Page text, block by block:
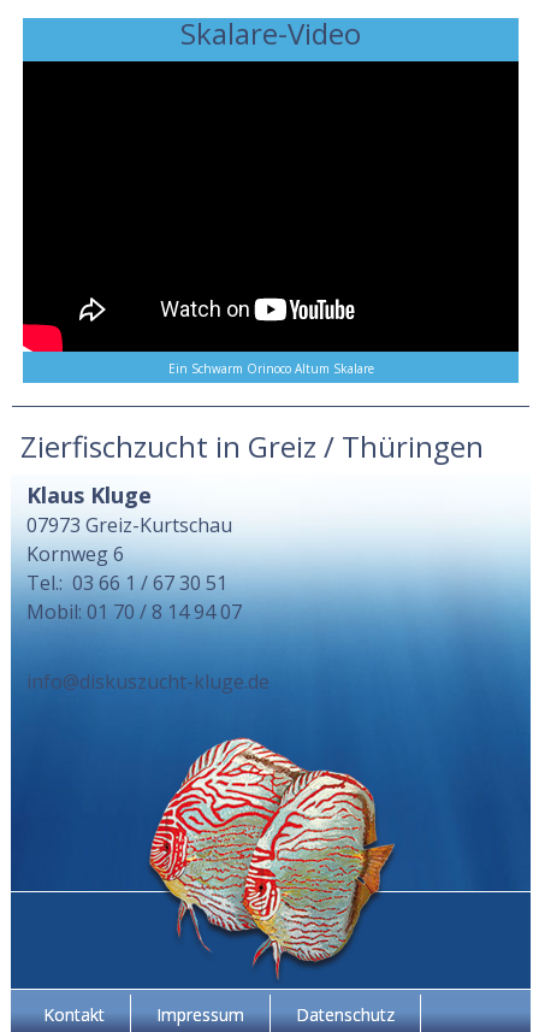
Skalare-Video
Ein Schwarm Orinoco Altum Skalare
Zierfischzucht in Greiz / Thüringen
Klaus Kluge
07973 Greiz-Kurtschau
Kornweg 6
Tel.: 03 66 1 / 67 30 51
Mobil: 01 70 / 8 14 94 07
info@diskuszucht-kluge.de
Kontakt Impressum Datenschutz